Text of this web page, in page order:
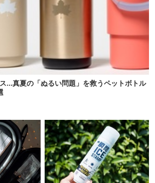
…真夏の「ぬるい問題」を救うペットボトル